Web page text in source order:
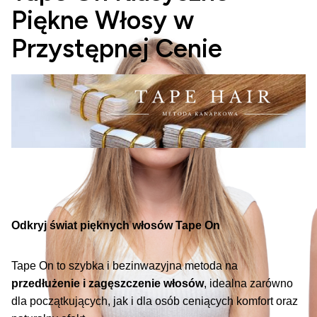
Piękne Włosy w
Przystępnej Cenie
Odkryj świat pięknych włosów Tape On
Tape On to szybka i bezinwazyjna metoda na
przedłużenie i zagęszczenie włosów, idealna zarówno
dla początkujących, jak i dla osób ceniących komfort oraz